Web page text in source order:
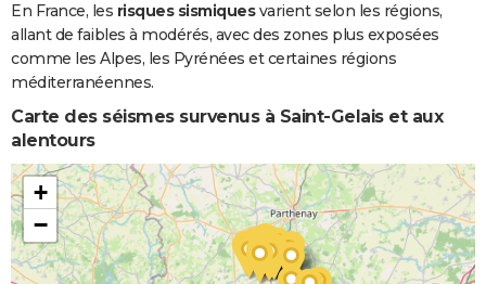
Inondations
et/ou
Coulées de
Boue
01/04/1983 28/04/1983 28 j Oui
Inondations
Coulées de
Boue
En France, les risques sismiquesvarient selon les régions,
allant de faibles à modérés, avec des zones plus exposées
comme les Alpes, les Pyrénées et certaines régions
méditerranéennes.
Carte des séismes survenus à Saint-Gelais et aux
alentours
+
−